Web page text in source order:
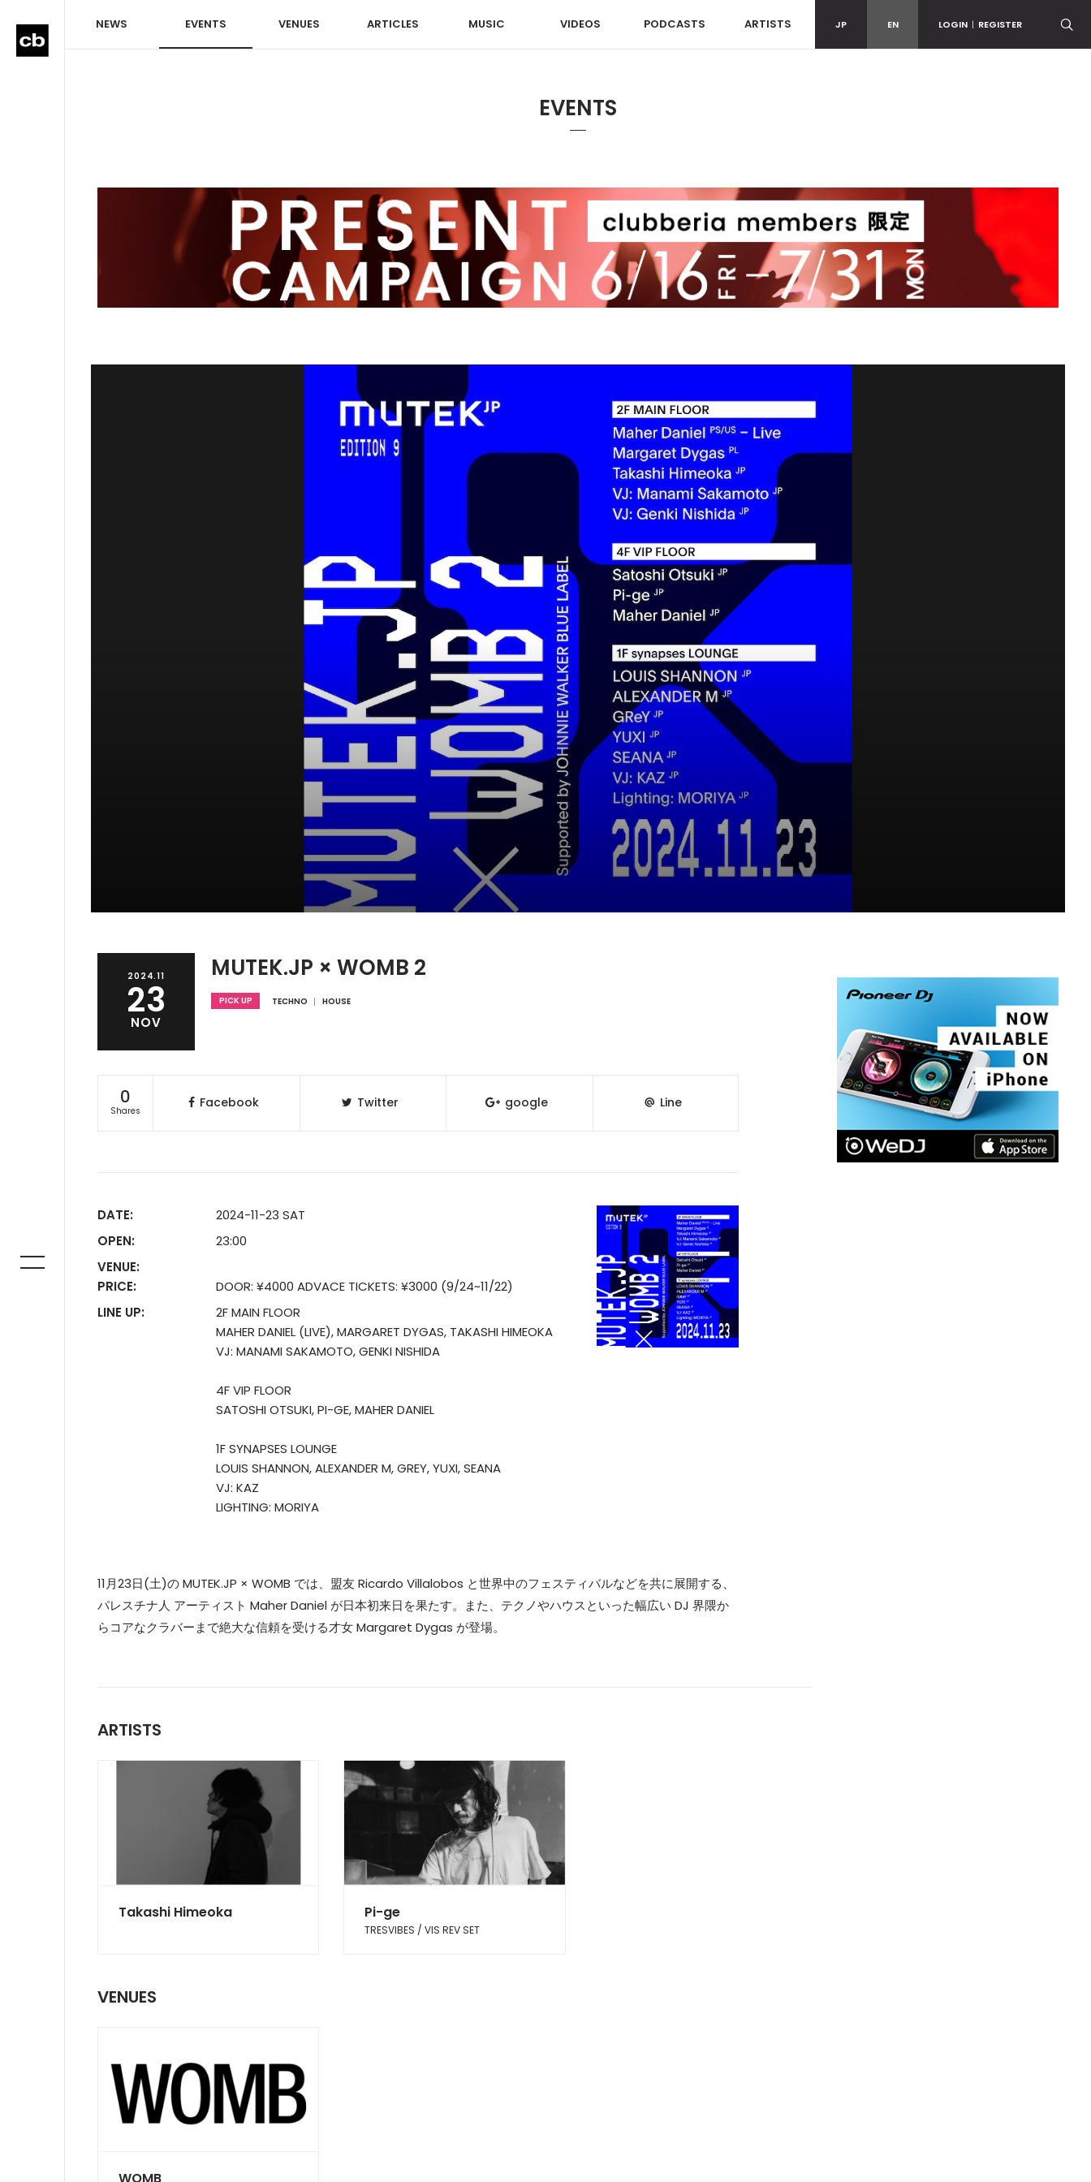
NEWS EVENTS VENUES ARTICLES MUSIC VIDEOS PODCASTS ARTISTS JP EN LOGIN | REGISTER
EVENTS
2024.11
23
NOV
MUTEK.JP × WOMB 2
PICK UP TECHNO HOUSE
0
Shares
Facebook Twitter google Line
DATE:
2024-11-23 SAT
OPEN:
23:00
VENUE:
PRICE:
DOOR: ¥4000 ADVACE TICKETS: ¥3000 (9/24~11/22)
LINE UP:
2F MAIN FLOOR
MAHER DANIEL (LIVE), MARGARET DYGAS, TAKASHI HIMEOKA
VJ: MANAMI SAKAMOTO, GENKI NISHIDA
4F VIP FLOOR
SATOSHI OTSUKI, PI-GE, MAHER DANIEL
1F SYNAPSES LOUNGE
LOUIS SHANNON, ALEXANDER M, GREY, YUXI, SEANA
VJ: KAZ
LIGHTING: MORIYA
11月23日(土)の MUTEK.JP × WOMB では、盟友 Ricardo Villalobos と世界中のフェスティバルなどを共に展開する、
パレスチナ人 アーティスト Maher Daniel が日本初来日を果たす。また、テクノやハウスといった幅広い DJ 界隈か
らコアなクラバーまで絶大な信頼を受ける才女 Margaret Dygas が登場。
ARTISTS
Takashi Himeoka Pi-ge
TRESVIBES / VIS REV SET
VENUES